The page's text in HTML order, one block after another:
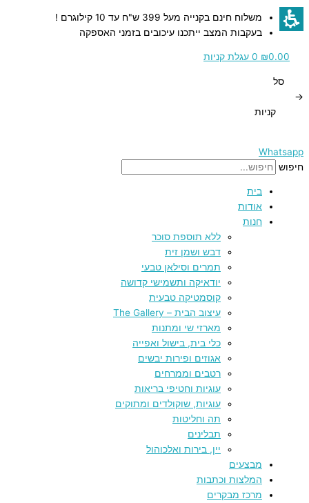
דילוג
לתוכן
משלוח חינם בקנייה מעל 399 ש"ח עד 10 קילוגרם !
בעקבות המצב ייתכנו עיכובים בזמני האספקה
₪0.00
0 עגלת קניות
סל
→
קניות
Whatsapp
חיפוש
בית
אודות
חנות
ללא תוספת סוכר
דבש ושמן זית
תמרים וסילאן טבעי
יודאיקה ותשמישי קדושה
קוסמטיקה טבעית
עיצוב הבית – The Gallery
מארזי שי ומתנות
כלי בית, בישול ואפייה
אגוזים ופירות יבשים
רטבים וממרחים
עוגיות וחטיפי בריאות
עוגיות, שוקולדים ומתוקים
תה וחליטות
תבלינים
יין, בירות ואלכוהול
מבצעים
המלצות וכתבות
מרכז מבקרים
של
קערית
הגשה
ס"מ
של
צלחת
קינוח
–
של
צלחת
הגשה
–
של
תרמוס
נירוסטה
מ"ל